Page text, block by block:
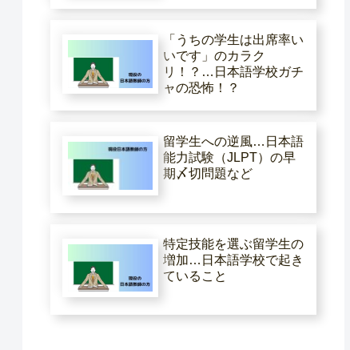
「うちの学生は出席率い
いです」のカラク
リ！？…日本語学校ガチ
ャの恐怖！？
留学生への逆風…日本語
能力試験（JLPT）の早
期〆切問題など
特定技能を選ぶ留学生の
増加…日本語学校で起き
ていること